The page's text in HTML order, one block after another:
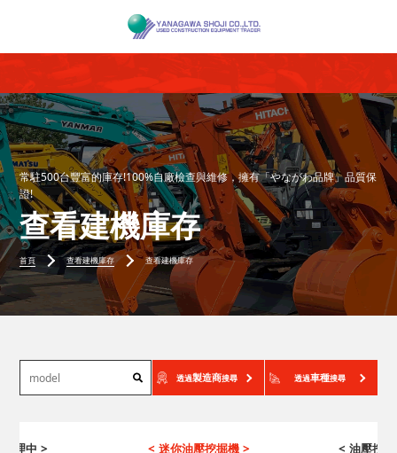
常駐500台豐富的庫存!100%自廠檢查與維修，擁有「やながわ品牌」品質保
證!
查看建機庫存
首頁 查看建機庫存 查看建機庫存
透過製造商搜尋 透過車種搜尋
理中 > < 迷你油壓挖掘機 > < 油壓挖